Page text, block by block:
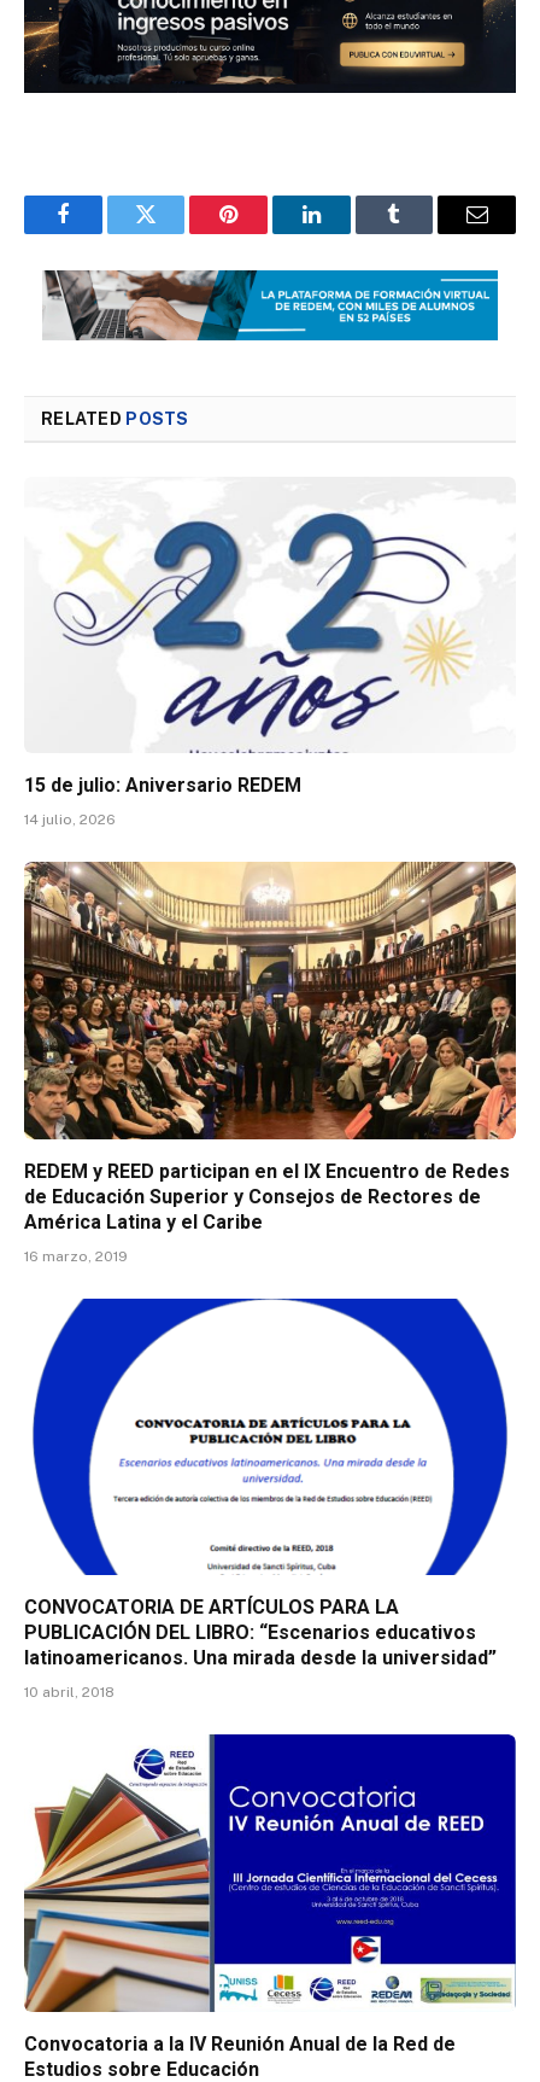
FacebookTwitter Pinterest LinkedInTumblr Email
RELATED POSTS
15 de julio: Aniversario REDEM
14 julio, 2026
REDEM y REED participan en el IX Encuentro de Redes
de Educación Superior y Consejos de Rectores de
América Latina y el Caribe
16 marzo, 2019
CONVOCATORIA DE ARTÍCULOS PARA LA
PUBLICACIÓN DEL LIBRO: “Escenarios educativos
latinoamericanos. Una mirada desde la universidad”
10 abril, 2018
Convocatoria a la IV Reunión Anual de la Red de
Estudios sobre Educación